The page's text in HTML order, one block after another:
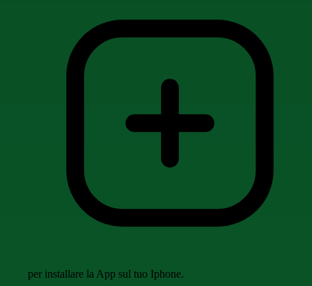
per installare la App sul tuo Iphone.